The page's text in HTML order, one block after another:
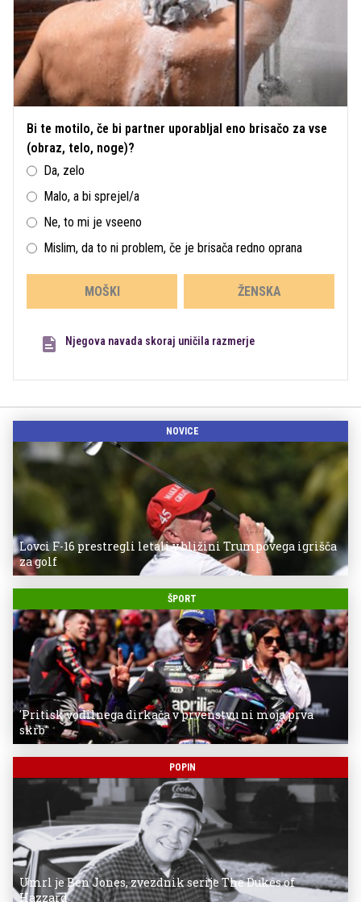
Bi te motilo, če bi partner uporabljal eno brisačo za vse
(obraz, telo, noge)?
Da, zelo
Malo, a bi sprejel/a
Ne, to mi je vseeno
Mislim, da to ni problem, če je brisača redno oprana
MOŠKI ŽENSKA
Njegova navada skoraj uničila razmerje
NOVICE
Lovci F-16 prestregli letali v bližini Trumpovega igrišča
za golf
ŠPORT
'Pritisk vodilnega dirkača v prvenstvu ni moja prva
skrb'
POPIN
Umrl je Ben Jones, zvezdnik serije The Dukes of
Hazzard